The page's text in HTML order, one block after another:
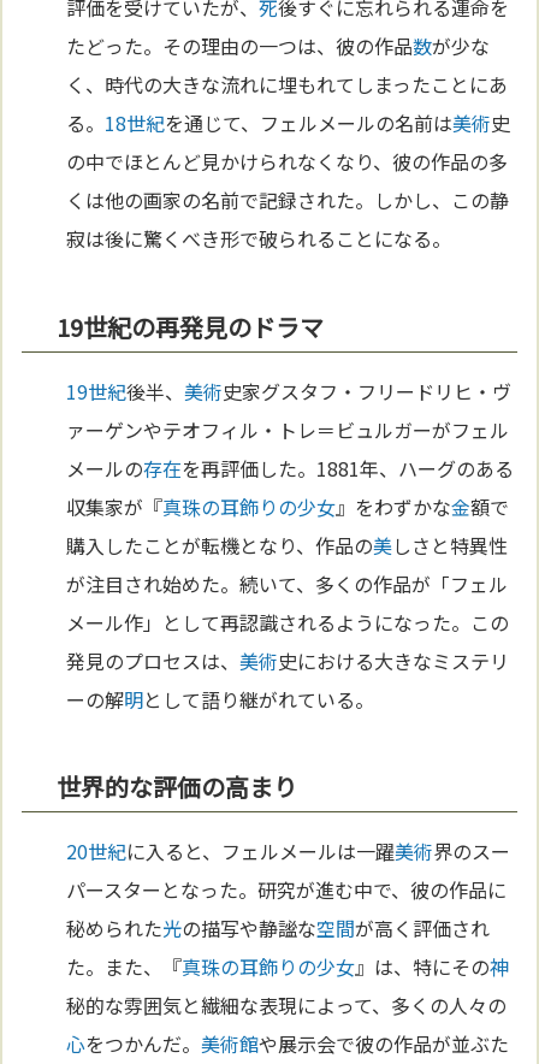
評価を受けていたが、死後すぐに忘れられる運命を
たどった。その理由の一つは、彼の作品数が少な
く、時代の大きな流れに埋もれてしまったことにあ
る。 18世紀を通じて、フェルメールの名前は美術史
の中でほとんど見かけられなくなり、彼の作品の多
くは他の画家の名前で記録された。しかし、この静
寂は後に驚くべき形で破られることになる。
19世紀の再発見のドラマ
19世紀後半、美術史家グスタフ・フリードリヒ・ヴ
ァーゲンやテオフィル・トレ＝ビュルガーがフェル
メールの存在を再評価した。1881年、ハーグのある
収集家が『真珠の耳飾りの少女』をわずかな金額で
購入したことが転機となり、作品の美しさと特異性
が注目され始めた。続いて、多くの作品が「フェル
メール作」として再認識されるようになった。この
発見のプロセスは、美術史における大きなミステリ
ーの解明として語り継がれている。
世界的な評価の高まり
20世紀に入ると、フェルメールは一躍美術界のスー
パースターとなった。研究が進む中で、彼の作品に
秘められた光の描写や静謐な空間が高く評価され
た。また、『真珠の耳飾りの少女』は、特にその神
秘的な雰囲気と繊細な表現によって、多くの人々の
心をつかんだ。美術館や展示会で彼の作品が並ぶた